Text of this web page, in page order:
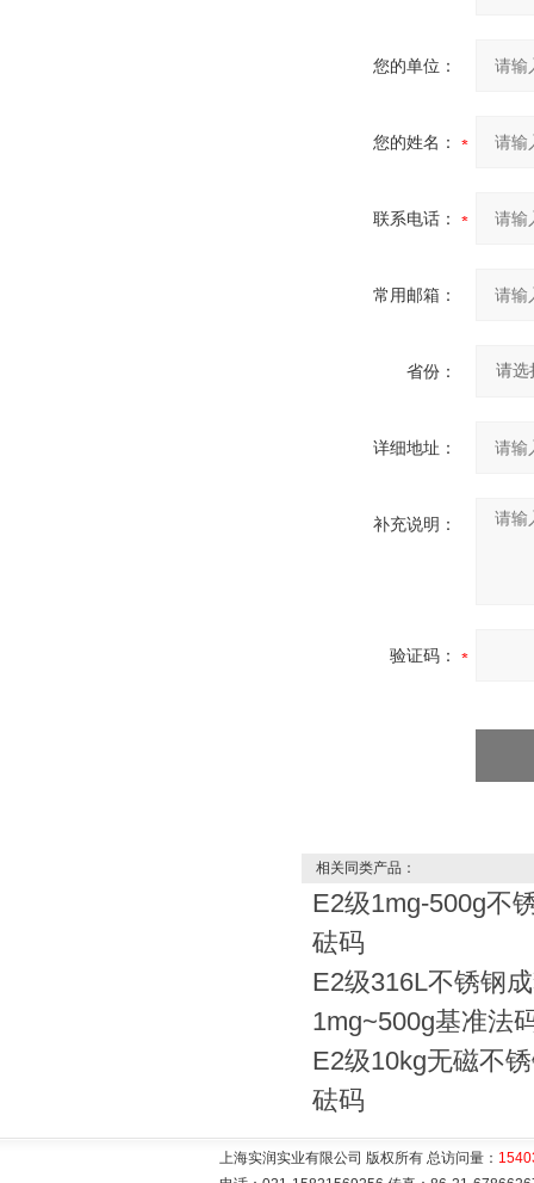
您的单位：
您的姓名：
联系电话：
常用邮箱：
省份：
详细地址：
补充说明：
验证码：
相关同类产品：
E2级1mg-500g不
砝码
E2级316L不锈钢
1mg~500g基准法
E2级10kg无磁不
砝码
上海实润实业有限公司 版权所有 总访问量：